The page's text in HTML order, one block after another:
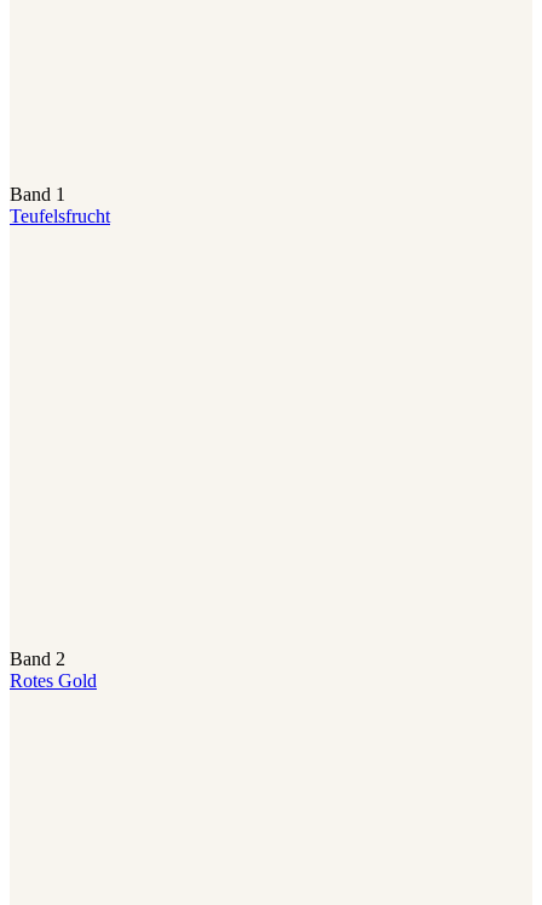
Band 1
Teufelsfrucht
Band 2
Rotes Gold